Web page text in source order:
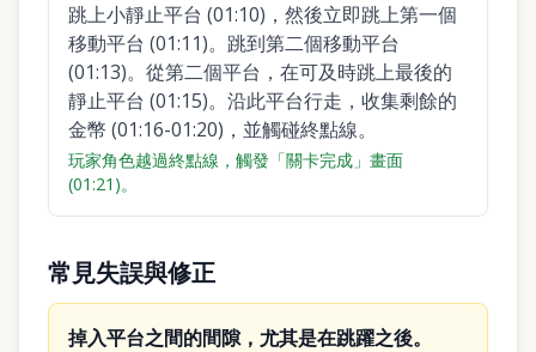
跳上小靜止平台 (01:10)，然後立即跳上第一個
移動平台 (01:11)。跳到第二個移動平台
(01:13)。從第二個平台，在可及時跳上最後的
靜止平台 (01:15)。沿此平台行走，收集剩餘的
金幣 (01:16-01:20)，並觸碰終點線。
玩家角色越過終點線，觸發「關卡完成」畫面
(01:21)。
常見失誤與修正
掉入平台之間的間隙，尤其是在跳躍之後。